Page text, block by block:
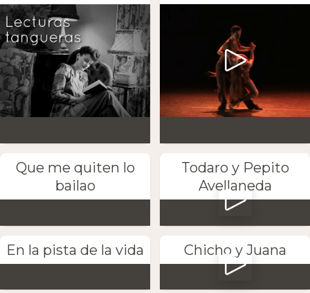
Que me quiten lo
bailao
Todaro y Pepito
Avellaneda
En la pista de la vida Chicho y Juana